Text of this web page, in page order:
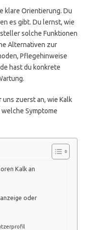
klare Orientierung. Du
es gibt. Du lernst, wie
solche Funktionen
Alternativen zur
Pflegehinweise
hast du konkrete
zuerst an, wie Kalk
Symptome
Kalk an
oder